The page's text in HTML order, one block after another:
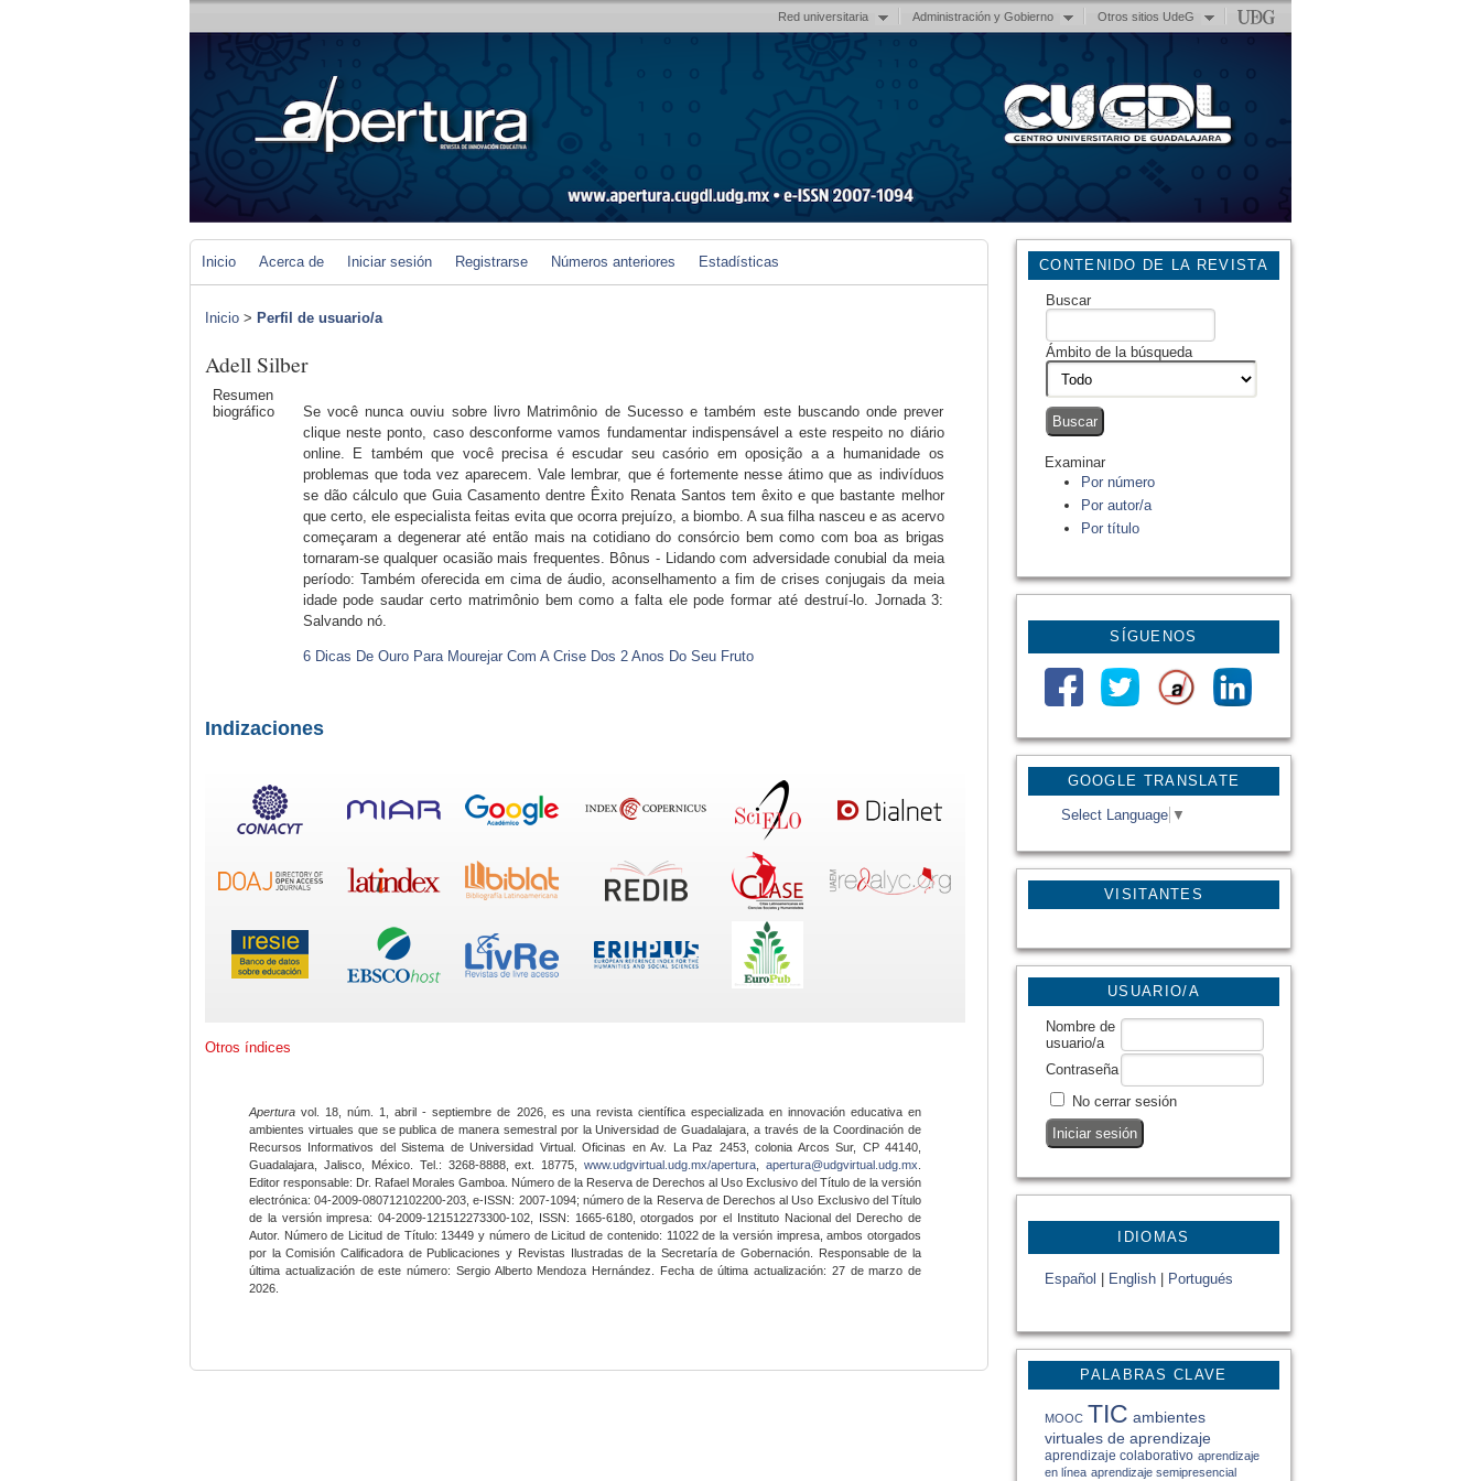
Red universitaria Administración y Gobierno Otros sitios UdeG
GOOGLE TRANSLATE
Select Language ▼
VISITANTES
CONTENIDO DE LA REVISTA
Buscar
Ámbito de la búsqueda
Examinar
Por número
Por autor/a
Por título
SÍGUENOS
USUARIO/A
Nombre de
usuario/a
Contraseña
No cerrar sesión
IDIOMAS
Español English Portugués
PALABRAS CLAVE
MOOC TIC ambientes
virtuales de aprendizaje
aprendizaje colaborativo aprendizaje
en línea aprendizaje semipresencial
Inicio Acerca de Iniciar sesión Registrarse Números anteriores Estadísticas
Inicio > Perfil de usuario/a
Adell Silber
Resumen
biográfico
Se você nunca ouviu sobre livro Matrimônio de Sucesso e também este buscando onde prever
clique neste ponto, caso desconforme vamos fundamentar indispensável a este respeito no diário
online. E também que você precisa é escudar seu casório em oposição a a humanidade os
problemas que toda vez aparecem. Vale lembrar, que é fortemente nesse átimo que as indivíduos
se dão cálculo que Guia Casamento dentre Êxito Renata Santos tem êxito e que bastante melhor
que certo, ele especialista feitas evita que ocorra prejuízo, a biombo. A sua filha nasceu e as acervo
começaram a degenerar até então mais na cotidiano do consórcio bem como com boa as brigas
tornaram-se qualquer ocasião mais frequentes. Bônus - Lidando com adversidade conubial da meia
período: Também oferecida em cima de áudio, aconselhamento a fim de crises conjugais da meia
idade pode saudar certo matrimônio bem como a falta ele pode formar até destruí-lo. Jornada 3:
Salvando nó.
6 Dicas De Ouro Para Mourejar Com A Crise Dos 2 Anos Do Seu Fruto
Indizaciones
Otros índices
Apertura vol. 18, núm. 1, abril - septiembre de 2026, es una revista científica especializada en innovación educativa en
ambientes virtuales que se publica de manera semestral por la Universidad de Guadalajara, a través de la Coordinación de
Recursos Informativos del Sistema de Universidad Virtual. Oficinas en Av. La Paz 2453, colonia Arcos Sur, CP 44140,
Guadalajara, Jalisco, México. Tel.: 3268-8888, ext. 18775,www.udgvirtual.udg.mx/apertura apertura@udgvirtual.udg.mx
Editor responsable: Dr. Rafael Morales Gamboa. Número de la Reserva de Derechos al Uso Exclusivo del Título de la versión
electrónica: 04-2009-080712102200-203, e-ISSN: 2007-1094; número de la Reserva de Derechos al Uso Exclusivo del Título
de la versión impresa: 04-2009-121512273300-102, ISSN: 1665-6180, otorgados por el Instituto Nacional del Derecho de
Autor. Número de Licitud de Título: 13449 y número de Licitud de contenido: 11022 de la versión impresa, ambos otorgados
por la Comisión Calificadora de Publicaciones y Revistas Ilustradas de la Secretaría de Gobernación. Responsable de la
última actualización de este número: Sergio Alberto Mendoza Hernández. Fecha de última actualización: 27 de marzo de
2026.